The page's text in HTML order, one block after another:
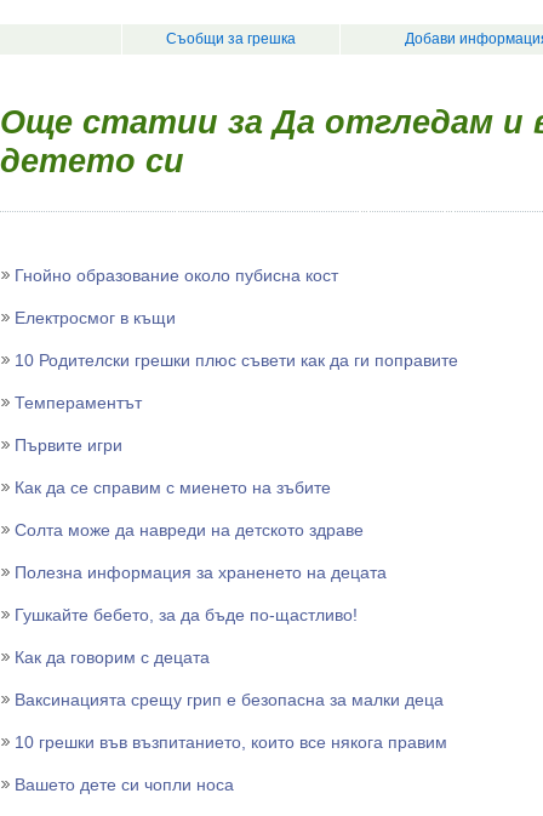
Съобщи за грешка Добави
Още статии за Да отгледам и
детето си
Гнойно образование около пубисна кост
Електросмог в къщи
10 Родителски грешки плюс съвети как да ги поправите
Темпераментът
Първите игри
Как да се справим с миенето на зъбите
Солта може да навреди на детското здраве
Полезна информация за храненето на децата
Гушкайте бебето, за да бъде по-щастливо!
Как да говорим с децата
Ваксинацията срещу грип е безопасна за малки деца
10 грешки във възпитанието, които все някога правим
Вашето дете си чопли носа